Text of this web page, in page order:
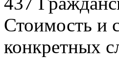
Стоимость и
конкретных